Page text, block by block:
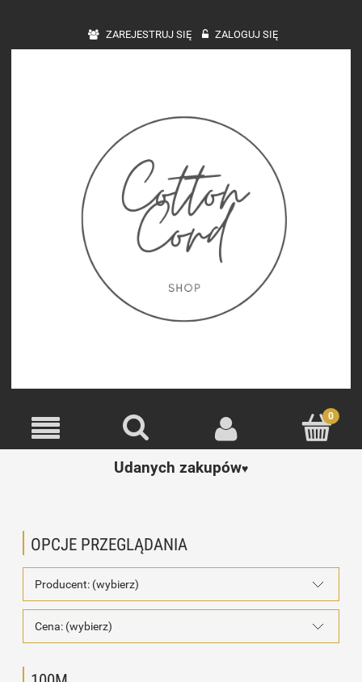
ZAREJESTRUJ SIĘ ZALOGUJ SIĘ
Udanych zakupów♥️
OPCJE PRZEGLĄDANIA
Producent: (wybierz)
Cena: (wybierz)